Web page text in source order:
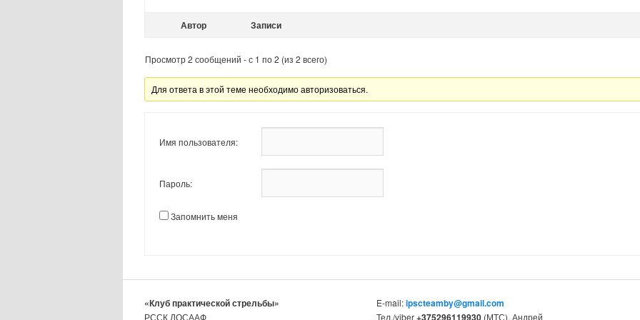
Автор Записи
Просмотр 2 сообщений - с 1 по 2 (из 2 всего)
Для ответа в этой теме необходимо авторизоваться.
Имя пользователя:
Пароль:
Запомнить меня
«Клуб практической стрельбы»
РССК ДОСААФ
E-mail:ipscteamby@gmail.com
Тел./viber+375296119930(МТС), Андрей